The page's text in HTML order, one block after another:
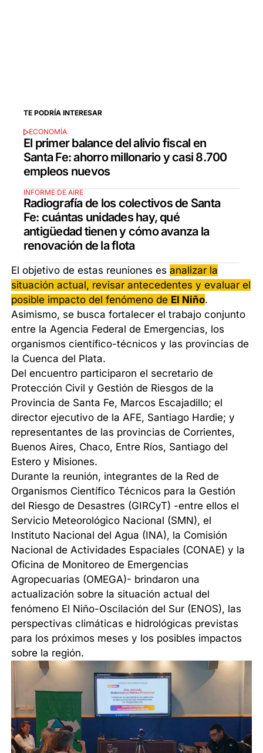
TE PODRÍA INTERESAR
ECONOMÍA
El primer balance del alivio fiscal en
Santa Fe: ahorro millonario y casi 8.700
empleos nuevos
INFORME DE AIRE
Radiografía de los colectivos de Santa
Fe: cuántas unidades hay, qué
antigüedad tienen y cómo avanza la
renovación de la flota
El objetivo de estas reuniones esanalizar la
situación actual, revisar antecedentes y evaluar el
posible impacto del fenómeno de El Niño.
Asimismo, se busca fortalecer el trabajo conjunto
entre la Agencia Federal de Emergencias, los
organismos científico-técnicos y las provincias de
la Cuenca del Plata.
Del encuentro participaron el secretario de
Protección Civil y Gestión de Riesgos de la
Provincia de Santa Fe, Marcos Escajadillo; el
director ejecutivo de la AFE, Santiago Hardie; y
representantes de las provincias de Corrientes,
Buenos Aires, Chaco, Entre Ríos, Santiago del
Estero y Misiones.
Durante la reunión, integrantes de la Red de
Organismos Científico Técnicos para la Gestión
del Riesgo de Desastres (GIRCyT) -entre ellos el
Servicio Meteorológico Nacional (SMN), el
Instituto Nacional del Agua (INA), la Comisión
Nacional de Actividades Espaciales (CONAE) y la
Oficina de Monitoreo de Emergencias
Agropecuarias (OMEGA)- brindaron una
actualización sobre la situación actual del
fenómeno El Niño-Oscilación del Sur (ENOS), las
perspectivas climáticas e hidrológicas previstas
para los próximos meses y los posibles impactos
sobre la región.